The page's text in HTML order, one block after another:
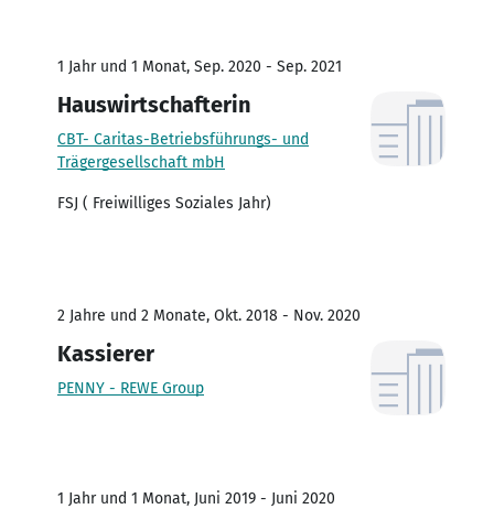
1 Jahr und 1 Monat, Sep. 2020 - Sep. 2021
Hauswirtschafterin
CBT- Caritas-Betriebsführungs- und
Trägergesellschaft mbH
FSJ ( Freiwilliges Soziales Jahr)
2 Jahre und 2 Monate, Okt. 2018 - Nov. 2020
Kassierer
PENNY - REWE Group
1 Jahr und 1 Monat, Juni 2019 - Juni 2020